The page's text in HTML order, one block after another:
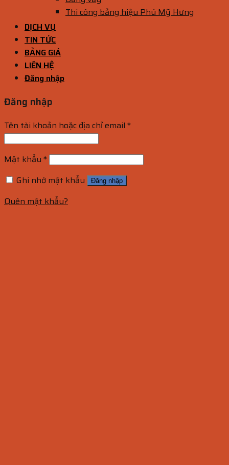
Thi công bảng hiệu Phú Mỹ Hưng
DỊCH VỤ
TIN TỨC
BẢNG GIÁ
LIÊN HỆ
Đăng nhập
Đăng nhập
Tên tài khoản hoặc địa chỉ email *
Mật khẩu *
Ghi nhớ mật khẩu
Đăng nhập
Quên mật khẩu?